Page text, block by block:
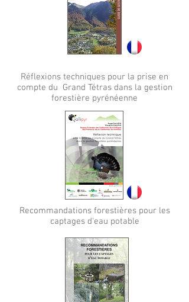
Réflexions techniques pour la prise en
compte du Grand Tétras dans la gestion
forestière pyrénéenne
Recommandations forestières pour les
captages d'eau potable